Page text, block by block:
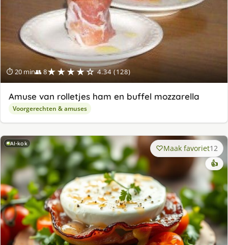
⏱ 20 min👥 8★★★★☆ 4.34 (128)
Amuse van rolletjes ham en buffel mozzarella
Voorgerechten & amuses
AI-kok Maak favoriet12
👍